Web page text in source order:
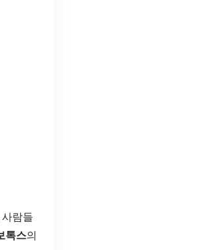
람들
톡스의